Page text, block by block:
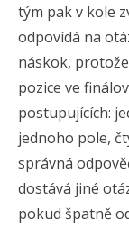
tým pak v kole
odpovídá na
náskok,
pozice ve
postupujících:
jednoho pole,
správná
dostává jiné
pokud špatně